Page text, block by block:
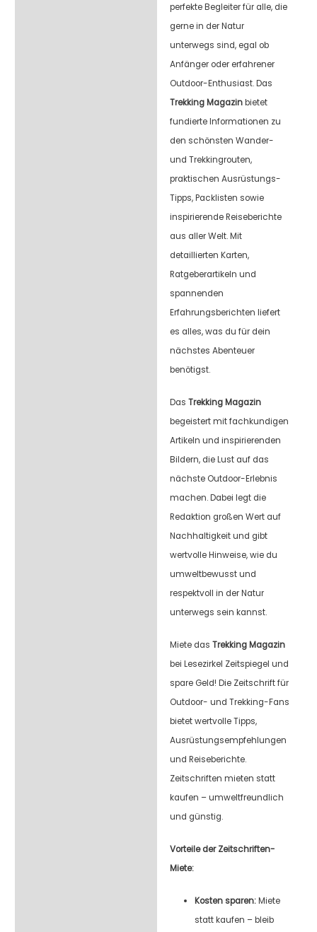
perfekte Begleiter für alle, die
gerne in der Natur
unterwegs sind, egal ob
Anfänger oder erfahrener
Outdoor-Enthusiast. Das
Trekking Magazinbietet
fundierte Informationen zu
den schönsten Wander-
und Trekkingrouten,
praktischen Ausrüstungs-
Tipps, Packlisten sowie
inspirierende Reiseberichte
aus aller Welt. Mit
detaillierten Karten,
Ratgeberartikeln und
spannenden
Erfahrungsberichten liefert
es alles, was du für dein
nächstes Abenteuer
benötigst.
Das Trekking Magazin
begeistert mit fachkundigen
Artikeln und inspirierenden
Bildern, die Lust auf das
nächste Outdoor-Erlebnis
machen. Dabei legt die
Redaktion großen Wert auf
Nachhaltigkeit und gibt
wertvolle Hinweise, wie du
umweltbewusst und
respektvoll in der Natur
unterwegs sein kannst.
Miete das Trekking Magazin
bei Lesezirkel Zeitspiegel und
spare Geld! Die Zeitschrift für
Outdoor- und Trekking-Fans
bietet wertvolle Tipps,
Ausrüstungsempfehlungen
und Reiseberichte.
Zeitschriften mieten statt
kaufen – umweltfreundlich
und günstig.
Vorteile der Zeitschriften-
Miete:
Kosten sparen:Miete
statt kaufen – bleib